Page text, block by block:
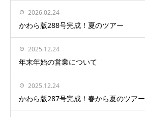
2026.02.24
かわら版288号完成！夏のツアー
2025.12.24
年末年始の営業について
2025.12.24
かわら版287号完成！春から夏のツアー